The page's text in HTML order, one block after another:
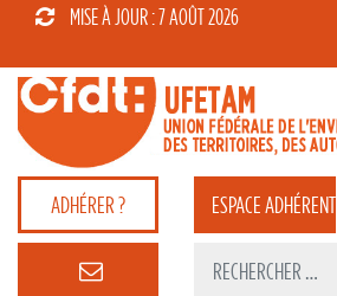
MISE À JOUR : 7 AOÛT 2026
ADHÉRER ? ESPACEADHÉRENT